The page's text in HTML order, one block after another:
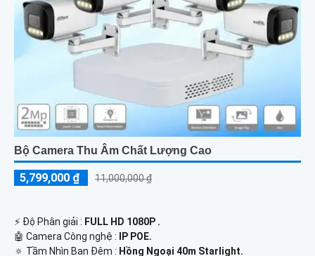
Bộ Camera Thu Âm Chất Lượng Cao
5,799,000 ₫ 11,000,000 ₫
️⚡ Độ Phân giải : FULL HD 1080P .
🤖️ Camera Công nghệ :
IP POE.
🔅 Tầm Nhìn Ban Đêm : Hồng Ngoại 40m Starlight.